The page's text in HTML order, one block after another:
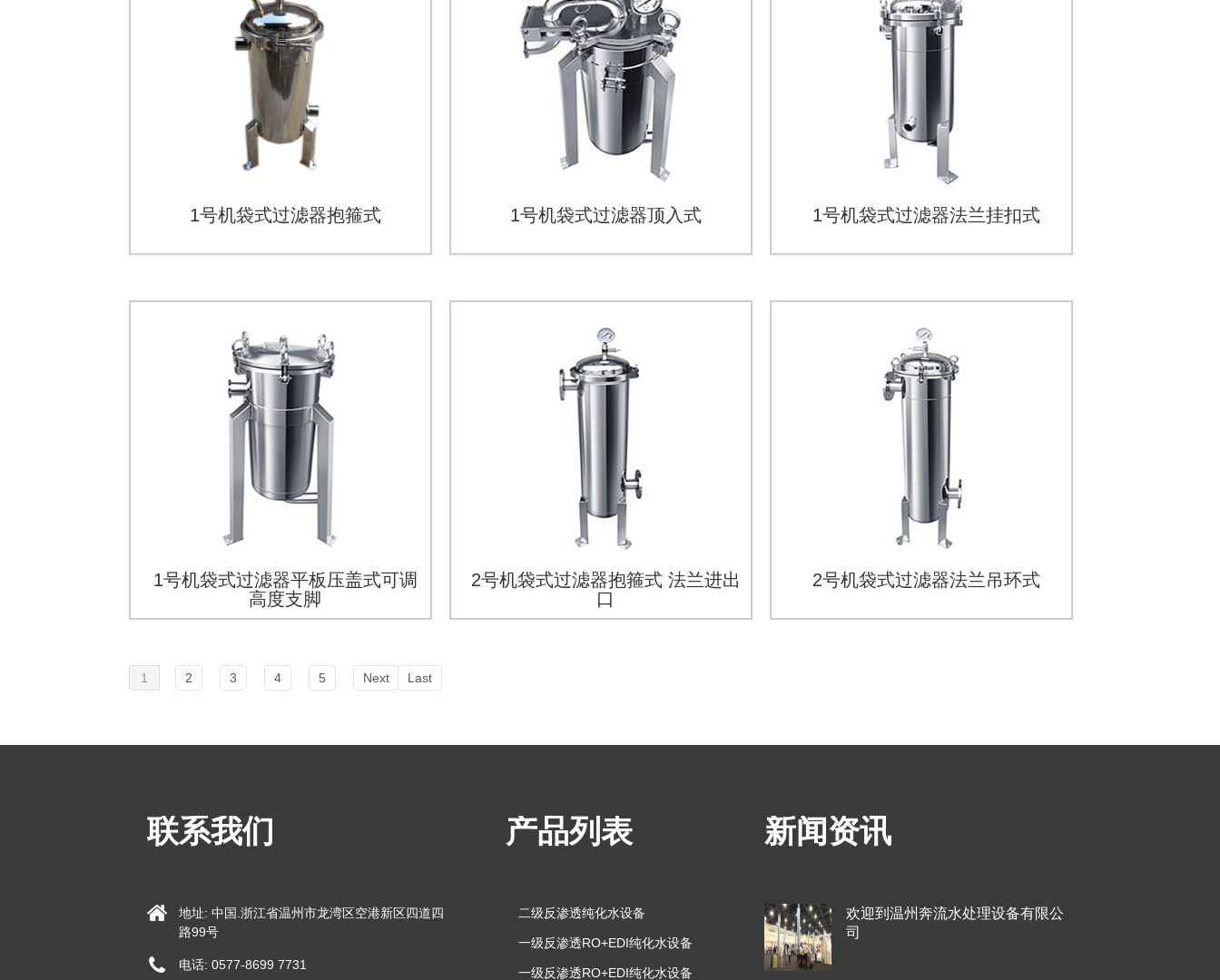
1号机袋式过滤器抱箍式 1号机袋式过滤器顶入式 1号机袋式过滤器法兰挂扣式
1号机袋式过滤器平板压盖式可调
高度支脚
2号机袋式过滤器抱箍式 法兰进出
口
2号机袋式过滤器法兰吊环式
1 2 3 4 5 Next Last
联系我们
地址: 中国.浙江省温州市龙湾区空港新区四道四
路99号
电话: 0577-8699 7731
产品列表
二级反渗透纯化水设备
一级反渗透RO+EDI纯化水设备
一级反渗透RO+EDI纯化水设备
新闻资讯
欢迎到温州奔流水处理设备有限公
司